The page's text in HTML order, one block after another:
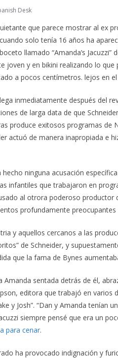
Desk
que parece mostrar al ex
solo tenía 16 años ha
llamado “Amanda’s Jacuzzi”
joven y en bikini realizando lo
a pocos centímetros. lejos en el
inmediatamente después del
de larga data de que
produce exitosos programas de
actuó de manera inapropiada e
ninguna acusación
infantiles que trabajaron en
al otrora poderoso
profundamente preocupantes
y aquellos cercanos a las
de Schneider, y
que la fama de Bynes
Amanda sentada detrás de él,
editora que trabajó en varios
y Josh”. “Dan y Amanda
siempre pensé que era un
para cenar.
ha provocado indignación y